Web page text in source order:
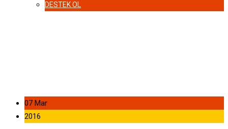
DESTEK OL
07 Mar
2016